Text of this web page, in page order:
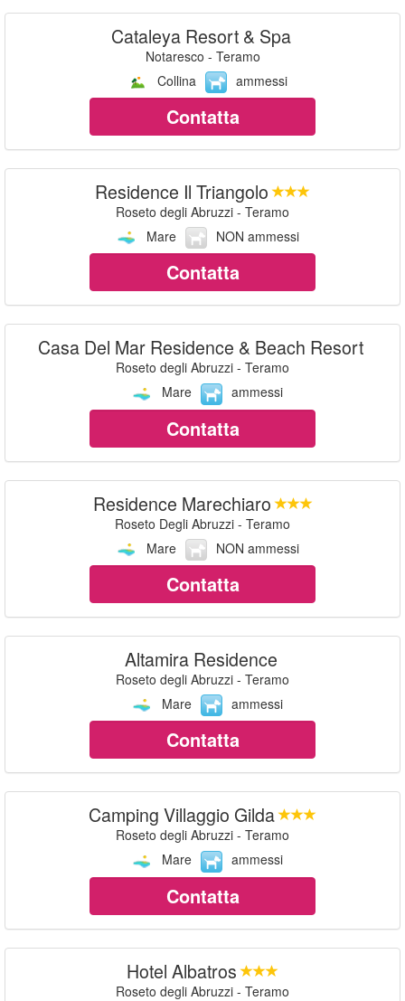
Cataleya Resort & Spa
Notaresco - Teramo
Collina
ammessi
Contatta
Residence Il Triangolo
Roseto degli Abruzzi - Teramo
Mare
NON ammessi
Contatta
Casa Del Mar Residence & Beach Resort
Roseto degli Abruzzi - Teramo
Mare
ammessi
Contatta
Residence Marechiaro
Roseto Degli Abruzzi - Teramo
Mare
NON ammessi
Contatta
Altamira Residence
Roseto degli Abruzzi - Teramo
Mare
ammessi
Contatta
Camping Villaggio Gilda
Roseto degli Abruzzi - Teramo
Mare
ammessi
Contatta
Hotel Albatros
Roseto degli Abruzzi - Teramo